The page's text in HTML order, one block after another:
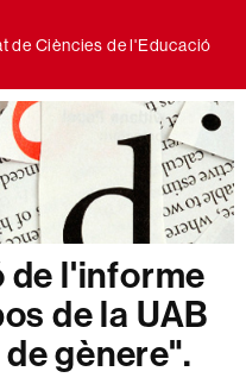
de Ciències de l'Educació
de l'informe
de la UAB
gènere".